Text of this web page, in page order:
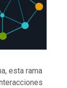
esta rama